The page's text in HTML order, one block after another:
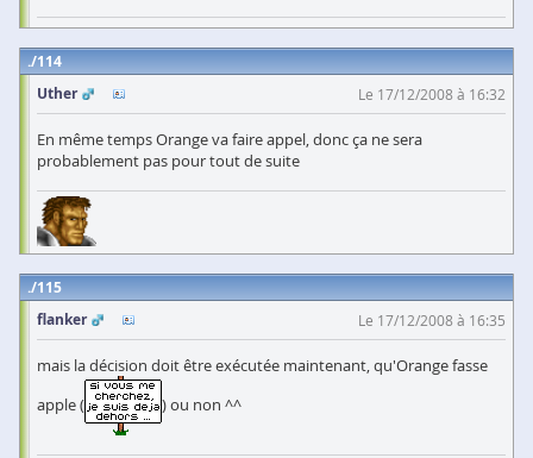
114
Uther
Le 17/12/2008 à 16:32
En même temps Orange va faire appel, donc ça ne sera
probablement pas pour tout de suite
115
flanker
Le 17/12/2008 à 16:35
mais la décision doit être exécutée maintenant, qu'Orange fasse
apple (
) ou non ^^